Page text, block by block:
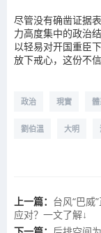
尽管没有确凿证据
力高度集中的政治
以轻易对开国重臣
放下戒心，这份不
政治 現實
劉伯溫 大明
上一篇： 台风“巴威
应对？一文了解↓